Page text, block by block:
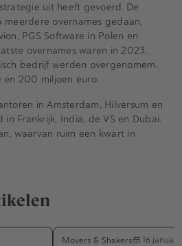
uit heeft gevoerd. De
overnames gedaan,
PGS Software in Polen en
overnames waren in 2023,
bedrijf werden overgenomem.
en 200 miljoen euro.
in Amsterdam, Hilversum en
Frankrijk, India, de VS en Dubai.
waarvan ruim een kwart in
Movers & Shakers 16